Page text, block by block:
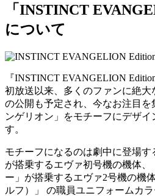
「INSTINCT
について
『INSTINCT EVANGELION
初放送以来、多くのファンに絶
の公開も予定され、今なお注目
ンゲリオン」をモチーフにデザ
す。
モチーフになるのは劇中に登場す
が搭乗するエヴァ初号機の機体
ー」が搭乗するエヴァ2号機の機
ルフ）」 の職員ユニフォームカ